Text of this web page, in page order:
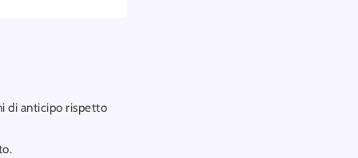
di anticipo rispetto